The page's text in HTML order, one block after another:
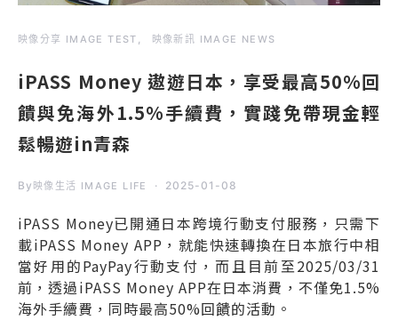
映像分享 IMAGE TEST 映像新訊 IMAGE NEWS
iPASS Money 遨遊日本，享受最高50%回
饋與免海外1.5%手續費，實踐免帶現金輕
鬆暢遊in青森
By 映像生活 IMAGE LIFE 2025-01-08
iPASS Money已開通日本跨境行動支付服務，只需下
載iPASS Money APP，就能快速轉換在日本旅行中相
當好用的PayPay行動支付，而且目前至2025/03/31
前，透過iPASS Money APP在日本消費，不僅免1.5%
海外手續費，同時最高50%回饋的活動。